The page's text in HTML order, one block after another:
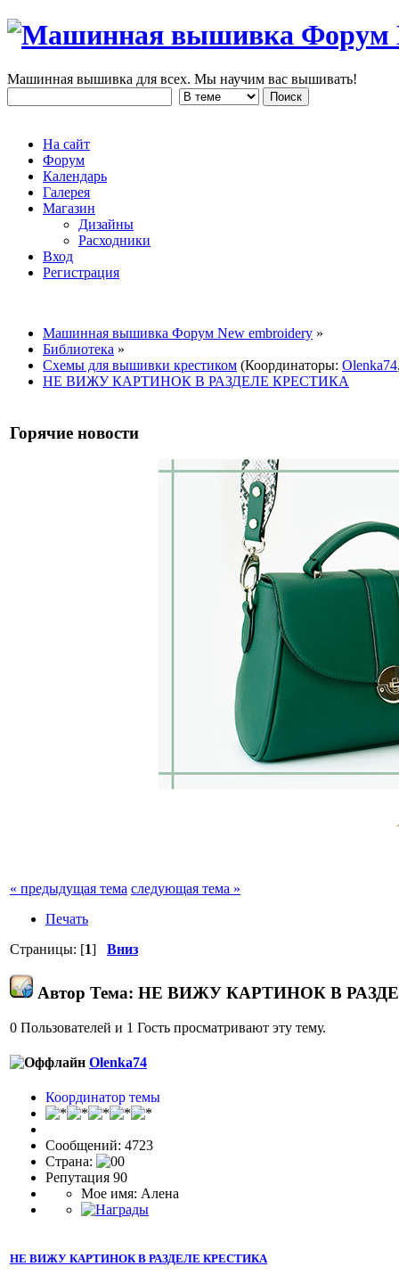
Машинная вышивка для всех. Мы научим вас вышивать!
На сайт
Форум
Календарь
Галерея
Магазин
Дизайны
Расходники
Вход
Регистрация
Машинная вышивка Форум New embroidery »
Библиотека »
Схемы для вышивки крестиком (Координаторы: Olenka74
НЕ ВИЖУ КАРТИНОК В РАЗДЕЛЕ КРЕСТИКА
Горячие новости
« предыдущая тема следующая тема »
Печать
Страницы: [1] Вниз
Автор Тема: НЕ ВИЖУ КАРТИНОК В
0 Пользователей и 1 Гость просматривают эту тему.
Olenka74
Координатор темы
Сообщений: 4723
Страна:
Репутация 90
Мое имя: Алена
НЕ ВИЖУ КАРТИНОК В РАЗДЕЛЕ КРЕСТИКА